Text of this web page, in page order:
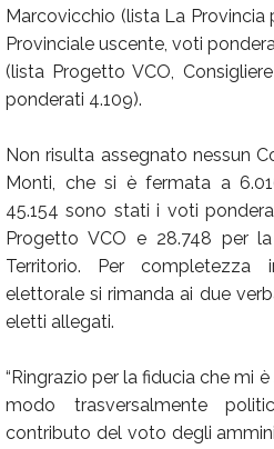
Marcovicchio (lista La Provincia
Provinciale uscente, voti
(lista Progetto VCO,
ponderati 4.109).
Non risulta assegnato nessun
Monti, che si è fermata a
45.154 sono stati i voti
Progetto VCO e 28.748 per
Territorio. Per completezza
elettorale si rimanda ai due
eletti allegati.
“Ringrazio per la fiducia che mi
modo trasversalmente
contributo del voto degli